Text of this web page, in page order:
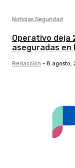
Noticias Seguridad
Operativo deja
aseguradas en
Redacción - 8 agosto,